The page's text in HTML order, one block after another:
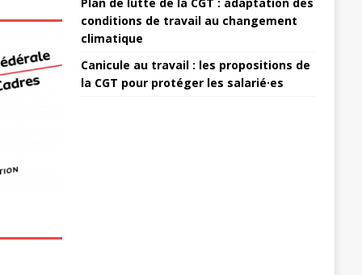
conditions de travail au changement
climatique
Canicule au travail : les propositions de
la CGT pour protéger les salarié·es